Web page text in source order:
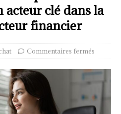
acteur clé dans la
financier
Commentaires fermés